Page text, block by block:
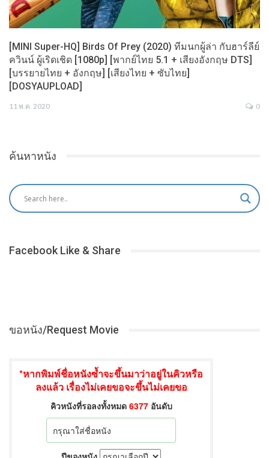
[MINI Super-HQ] Birds Of Prey (2020) ทีมนกผู้ล่า กับฮาร์ลีย์
ควินน์ ผู้เริดเชิด [1080p] [พากย์ไทย 5.1 + เสียงอังกฤษ DTS]
[บรรยายไทย + อังกฤษ] [เสียงไทย + ซับไทย]
[DOSYAUPLOAD]
11 พ.ค. 2020 0
ค้นหาหนัง
Facebook Like & Share
ขอหนัง/Request Movie